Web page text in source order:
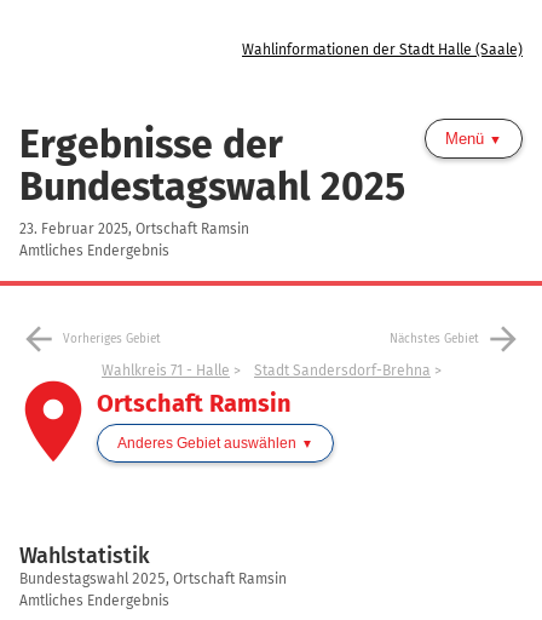
Wahlinformationen der Stadt Halle (Saale)
Ergebnisse der
Bundestagswahl 2025
23. Februar 2025, Ortschaft Ramsin
Amtliches Endergebnis
Menü
arrow_back Vorheriges Gebiet Nächstes Gebiet arrow_forward
place
Wahlkreis 71 - Halle Stadt Sandersdorf-Brehna
Ortschaft Ramsin
Anderes Gebiet auswählen
Wahlstatistik
Wahlstatistik
Bundestagswahl 2025, Ortschaft Ramsin
Amtliches Endergebnis